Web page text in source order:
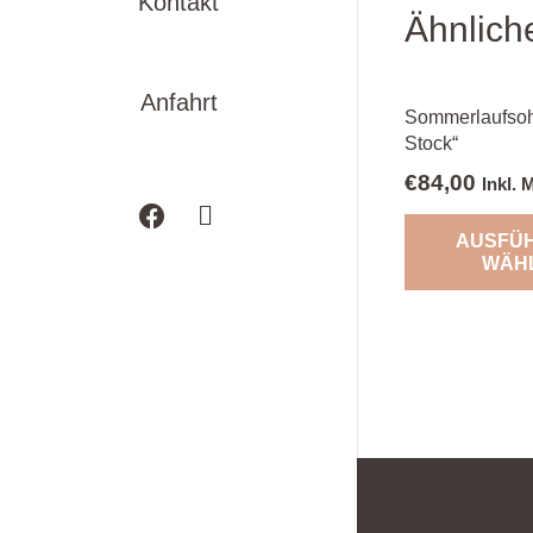
Anfahrt
Stock“
€84,00 Inkl.